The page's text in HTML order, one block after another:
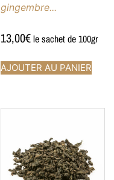
gingembre...
13,00€le sachet de 100gr
AJOUTER AU PANIER